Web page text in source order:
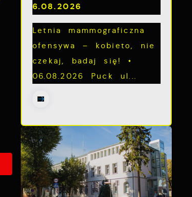
6.08.2026
Letnia mammograficzna
ofensywa – kobieto, nie
czekaj, badaj się! •
06.08.2026 Puck ul...